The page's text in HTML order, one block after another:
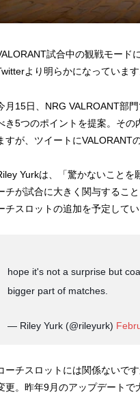
試合中の観戦モード
より明らかになっています
月15日、NRG VALROANT部
き5つのポイントを提案。そ
すが、ツイートにVALORANT
Yurkは、「驚かないことを
チが試合に大きく関与するこ
チスロットの追加を予定して
hope it's not a surprise but
bigger part of matches.
— Riley Yurk (@rileyurk)
ーチスロットには関係ないで
更。昨年9月のアップデート